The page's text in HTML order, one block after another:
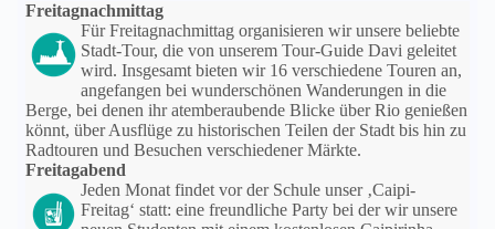
Freitagnachmittag
Für Freitagnachmittag organisieren wir unsere beliebte
Stadt-Tour, die von unserem Tour-Guide Davi geleitet
wird. Insgesamt bieten wir 16 verschiedene Touren an,
angefangen bei wunderschönen Wanderungen in die
Berge, bei denen ihr atemberaubende Blicke über Rio genießen
könnt, über Ausflüge zu historischen Teilen der Stadt bis hin zu
Radtouren und Besuchen verschiedener Märkte.
Freitagabend
Jeden Monat findet vor der Schule unser ‚Caipi-
Freitag‘ statt: eine freundliche Party bei der wir unsere